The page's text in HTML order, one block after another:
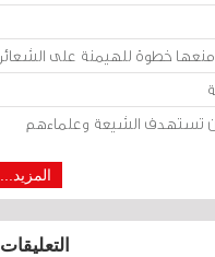
خطوة للهيمنة على الشعائر
تستهدف الشيعة وعلماءهم
المزيد...
التعليقات